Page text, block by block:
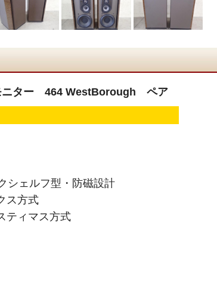
ニター 464 WestBorough ペア
シェルフ型・防磁設計
ス方式
ティマス方式